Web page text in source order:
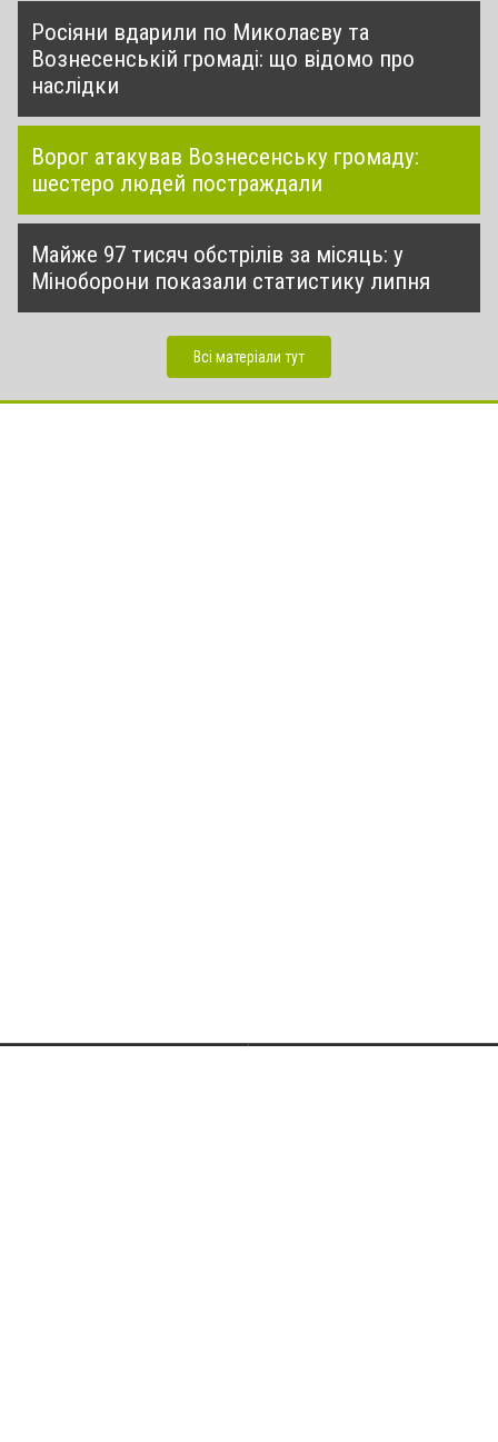
Росіяни вдарили по Миколаєву та
Вознесенській громаді: що відомо про
наслідки
Ворог атакував Вознесенську громаду:
шестеро людей постраждали
Майже 97 тисяч обстрілів за місяць: у
Міноборони показали статистику липня
Всі матеріали тут